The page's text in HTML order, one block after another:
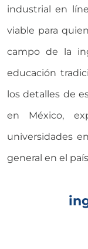
industrial en
viable para
campo de la
educación
los detalles de
en México,
universidades
general en el